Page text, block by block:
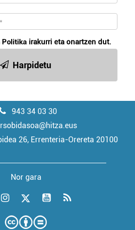
Politika irakurri eta onartzen dut.
Harpidetu
943 34 03 30
26, Errenteria-Orereta 20100
Nor gara